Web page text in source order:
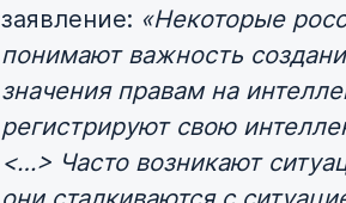
заявление: «Некоторые
понимают важность
значения правам на
регистрируют свою
<…> Часто возникают